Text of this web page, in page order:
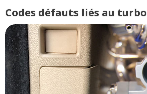
Codes défauts liés au turbo